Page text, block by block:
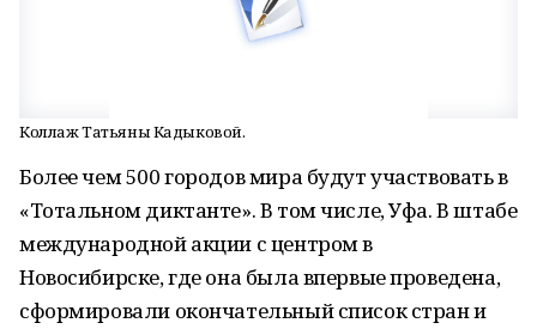
Коллаж Татьяны Кадыковой.
Более чем 500 городов мира будут участвовать в
«Тотальном диктанте». В том числе, Уфа. В штабе
международной акции с центром в
Новосибирске, где она была впервые проведена,
сформировали окончательный список стран и